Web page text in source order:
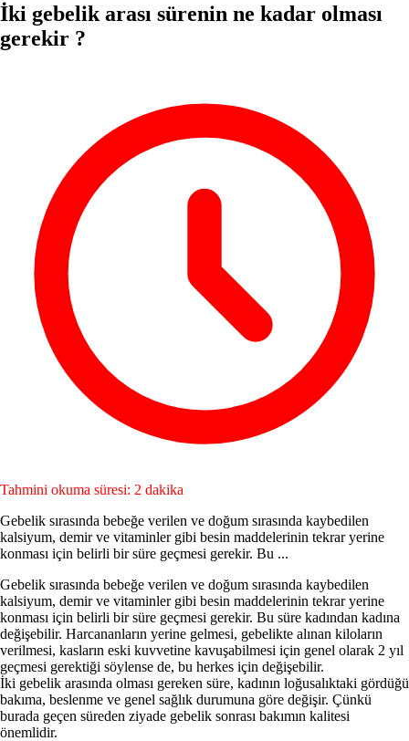
İki gebelik arası sürenin ne kadar ol­ması
gerekir ?
Tahmini okuma süresi: 2 dakika
Gebelik sırasında be­beğe verilen ve doğum sı­rasında kaybedilen
kalsiyum, demir ve vita­minler gibi besin mad­delerinin tekrar yerine
konması için belirli bir sü­re geçmesi gerekir. Bu ...
Gebelik sırasında be­beğe verilen ve doğum sı­rasında kaybedilen
kalsiyum, demir ve vita­minler gibi besin mad­delerinin tekrar yerine
konması için belirli bir sü­re geçmesi gerekir. Bu sü­re kadından kadına
değişe­bilir. Harcananların yerine gelmesi, gebelikte alınan kiloların
verilmesi, kasların eski kuvvetine kavuşabilmesi için genel olarak 2 yıl
geçmesi gerektiği söy­lense de, bu herkes için değişebilir.
İki gebelik arasında olması gereken sü­re, kadının loğusalıktaki gördüğü
bakıma, beslenme ve genel sağlık durumuna göre değişir. Çünkü
burada geçen süreden zi­yade gebelik sonrası bakımın kalitesi
önemlidir.